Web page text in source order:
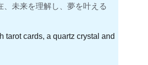
、未来を理解し、夢を叶える